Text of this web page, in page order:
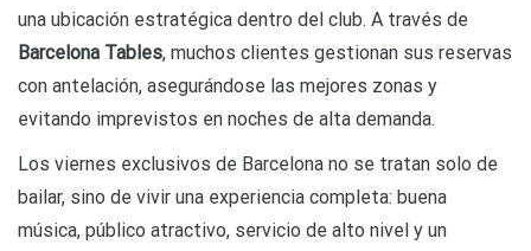
una ubicación estratégica dentro del club. A través de
Barcelona Tables, muchos clientes gestionan sus reservas
con antelación, asegurándose las mejores zonas y
evitando imprevistos en noches de alta demanda.
Los viernes exclusivos de Barcelona no se tratan solo de
bailar, sino de vivir una experiencia completa: buena
música, público atractivo, servicio de alto nivel y un